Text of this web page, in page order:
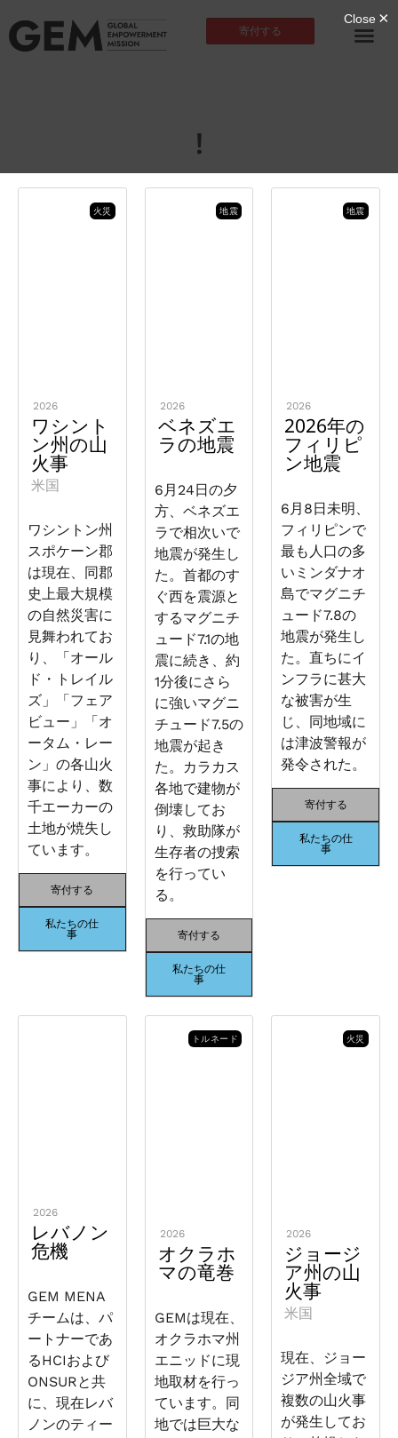
寄付する
!
火災
2026
ワシント
ン州の山
火事
米国
ワシントン州
スポケーン郡
は現在、同郡
史上最大規模
の自然災害に
見舞われてお
り、「オール
ド・トレイル
ズ」「フェア
ビュー」「オ
ータム・レー
ン」の各山火
事により、数
千エーカーの
土地が焼失し
ています。
寄付する
私たちの仕
事
地震
2026
ベネズエ
ラの地震
6月24日の夕
方、ベネズエ
ラで相次いで
地震が発生し
た。首都のす
ぐ西を震源と
するマグニチ
ュード7.1の地
震に続き、約
1分後にさら
に強いマグニ
チュード7.5の
地震が起き
た。カラカス
各地で建物が
倒壊してお
り、救助隊が
生存者の捜索
を行ってい
る。
寄付する
私たちの仕
事
地震
2026
2026年の
フィリピ
ン地震
6月8日未明、
フィリピンで
最も人口の多
いミンダナオ
島でマグニチ
ュード7.8の
地震が発生し
た。直ちにイ
ンフラに甚大
な被害が生
じ、同地域に
は津波警報が
発令された。
寄付する
私たちの仕
事
2026
レバノン
危機
GEM MENA
チームは、パ
ートナーであ
るHCIおよび
ONSURと共
に、現在レバ
ノンのティー
トルネード
2026
オクラホ
マの竜巻
GEMは現在、
オクラホマ州
エニッドに現
地取材を行っ
ています。同
地では巨大な
火災
2026
ジョージ
ア州の山
火事
米国
現在、ジョー
ジア州全域で
複数の山火事
が発生してお